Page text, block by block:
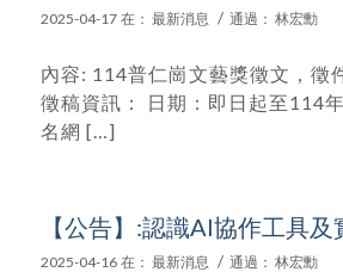
2025-04-17 在： 最新消息 / 通過： 林宏勳
內容: 114普仁崗文藝獎徵文，徵
徵稿資訊： 日期：即日起至114
名網 […]
【公告】:認識AI協作工具
2025-04-16 在： 最新消息 / 通過： 林宏勳